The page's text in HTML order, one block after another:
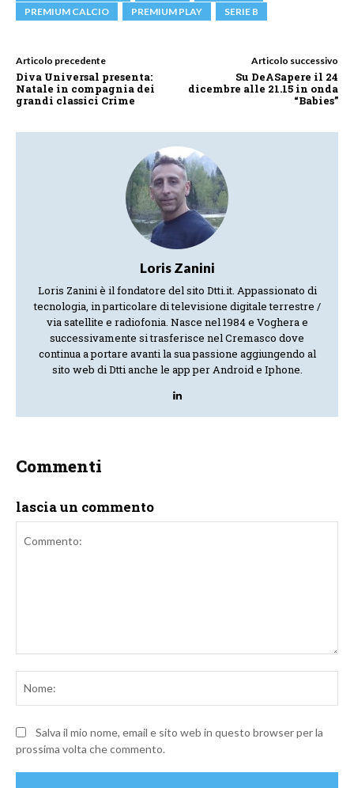
PREMIUM CALCIO
PREMIUM PLAY SERIE B
Articolo precedente
Diva Universal presenta:
Natale in compagnia dei
grandi classici Crime
Articolo successivo
Su DeASapere il 24
dicembre alle 21.15 in onda
“Babies”
Loris Zanini
Loris Zanini è il fondatore del sito Dtti.it. Appassionato di
tecnologia, in particolare di televisione digitale terrestre /
via satellite e radiofonia. Nasce nel 1984 e Voghera e
successivamente si trasferisce nel Cremasco dove
continua a portare avanti la sua passione aggiungendo al
sito web di Dtti anche le app per Android e Iphone.
Commenti
lascia un commento
Salva il mio nome, email e sito web in questo browser per la
prossima volta che commento.